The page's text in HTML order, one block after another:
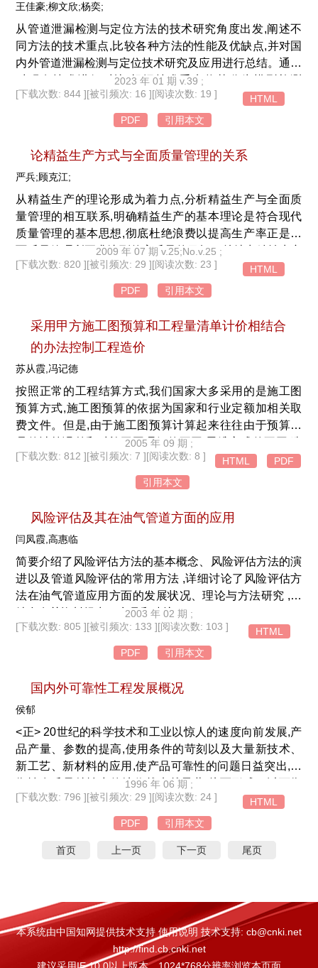
王佳豪;柳文欣;杨奕;
从管道泄漏检测与定位方法的技术研究角度出发,阐述不
同方法的技术重点,比较各种方法的性能及优缺点,并对国
内外管道泄漏检测与定位技术研究及应用进行总结。通过
对现有技术进行对比,根据技术重点将其分为模型检测
法、信号检测法和模式识别检测法,分析各自技术缺陷和
研究的现状与不足,并对其国内外应用现状进行阐述，总
结技术的更新和实际应用中仍存在较大差距原因。提出现
有泄漏检测及定位技术重点在于相关泄漏数据地采集、分
析和处理,实际应用效果受制于现场数据条件。研究对推
动管道泄漏检测与定位技术实际应用有一定的借鉴意义。
2023 年 01 期 v.39 ;
[下载次数: 844 ][被引频次: 16 ][阅读次数: 19 ]
HTML
PDF
引用本文
论精益生产方式与全面质量管理的关系
严兵;顾克江;
从精益生产的理论形成为着力点,分析精益生产与全面质
量管理的相互联系,明确精益生产的基本理论是符合现代
质量管理的基本思想,彻底杜绝浪费以提高生产率正是全
面质量管理所要求达到的高质量的目标。总结出精益生产
必须以全面质量管理基本思想为指导,没有全面质量管理
的基本理论指导就不可能创造出真正的精益生产方式,也
就无法实现企业的创新与发展,最终将会被市场所淘汰。
2009 年 07 期 v.25;No.v.25 ;
[下载次数: 820 ][被引频次: 29 ][阅读次数: 23 ]
HTML
PDF
引用本文
采用甲方施工图预算和工程量清单计价相结合
的办法控制工程造价
苏从霞,冯记德
按照正常的工程结算方式,我们国家大多采用的是施工图
预算方式,施工图预算的依据为国家和行业定额加相关取
费文件。但是,由于施工图预算计算起来往往由于预算人
员的计算误差和对施工图理解的不同,思维方式的不同,造
成建设单位和施工单位计算的结果误差较大,给工程结算
造成较大的麻烦。为了解决这一问题,作者在多年从事工
程概预算经验的基础上,提出对工程结算的方式进行改
革。采用变乙方作施工图预算为甲方作预算的办法,在工
程结算中对于规范项目按照国际上通用的做法─工程量清
单计价的办法。在具体项目上要灵活运用甲方施工图预算
和工程量清单计价的特点,将二者有机的结合在一起,对有
效确定和控制工程造价具有重要的意义。
2005 年 09 期 ;
[下载次数: 812 ][被引频次: 7 ][阅读次数: 8 ] HTML
PDF
引用本文
风险评估及其在油气管道方面的应用
闫凤霞,高惠临
简要介绍了风险评估方法的基本概念、风险评估方法的演
进以及管道风险评估的常用方法 ,详细讨论了风险评估方
法在油气管道应用方面的发展状况、理论与方法研究 ,并
结合有关资料提出了意见和建议
2003 年 02 期 ;
[下载次数: 805 ][被引频次: 133 ][阅读次数: 103 ]
HTML
PDF
引用本文
国内外可靠性工程发展概况
侯郁
<正> 20世纪的科学技术和工业以惊人的速度向前发展,产
品产量、参数的提高,使用条件的苛刻以及大量新技术、
新工艺、新材料的应用,使产品可靠性的问题日益突出,可
靠性在质量特性中的地位越来越显著,从而形成了以可靠
性为核心的现代质量观念。 可靠性工程技术是为了适应
产品的高可靠性要求而发展起来的新兴学科,是一门综合
了众多学科成果以解决可靠性为出发点的边缘学科。 从
工程应用的角度出发,可靠性技术可分为可靠性设计、可
1996 年 06 期 ;
[下载次数: 796 ][被引频次: 29 ][阅读次数: 24 ]
HTML
PDF
引用本文
首页 上一页 下一页 尾页
本系统由中国知网提供技术支持 使用说明 技术支持: cb@cnki.net
http://find.cb.cnki.net